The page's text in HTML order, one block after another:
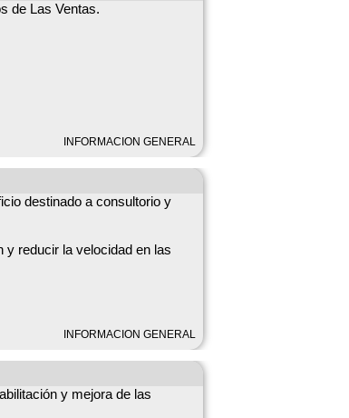
de Las Ventas.
Estaremos disponibles
INFORMACION GENERAL
destinado a consultorio y
y reducir la velocidad en las
mientras duren los trabajos.
INFORMACION GENERAL
y mejora de las